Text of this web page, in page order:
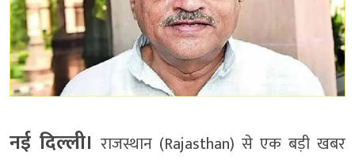
नई दिल्ली। राजस्थान (Rajasthan) से एक बड़ी खबर